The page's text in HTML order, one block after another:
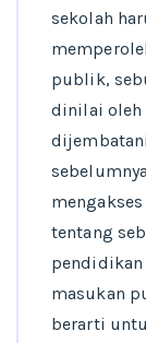
sekolah
publik,
dinilai oleh
tentang
pendidikan
masukan
berarti